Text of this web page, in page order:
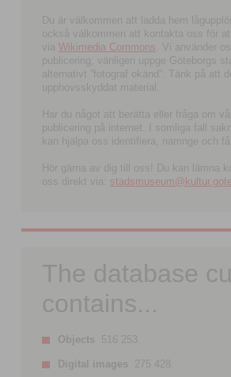
Du är välkommen att ladda hem
också välkommen att kontakta oss för att
via Wikimedia Commons . Vi använder
publicering, vänligen uppge Göteborgs
alternativt ”fotograf okänd”. Tänk på
upphovsskyddat material.
Har du något att berätta eller fråga om
publicering på internet. I somliga fall
kan hjälpa oss identifiera, namnge och
Hör gärna av dig till oss! Du kan lämna
oss direkt via:
The database
contains...
Objects 516 253.
Digital images 275 428.